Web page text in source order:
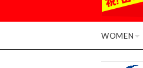
WOMEN